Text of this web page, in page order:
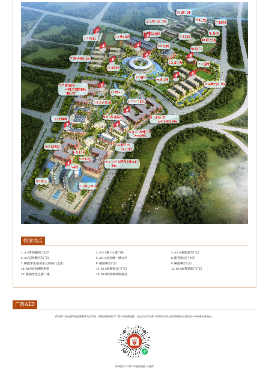
投放地点
1. A1博学楼西门大厅 2. A3-1栋134室门外 3. A2-4校园超市门口
4. A6弘医餐厅东门口 5. A8-2文信楼一楼大厅 6. 图书馆北门大厅
7. 柳园学生宿舍东三四栋门卫室 8. 榕园餐厅门口 9. 柳园餐厅门口
10. B10综合楼医务室 11. B11体育馆北门门口 12. B11体育馆南门门口
13. 榕园学生之家一楼 14. B14田径场球场看台
广西AED
作为第二批全国学校急救教育试点学校，我校负责绘制了广西AED急救地图，社会大众可以第一时间在手机上查询到离自己最近的AED设备存放地点。
扫码打开“广西AED急救地图”小程序